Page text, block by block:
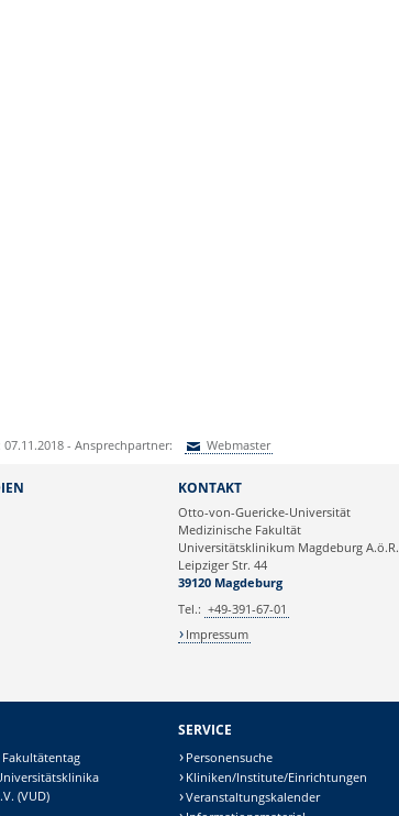
- Ansprechpartner: Webmaster
KONTAKT
Otto-von-Guericke-Universität
Medizinische Fakultät
Universitätsklinikum Magdeburg A.ö.R.
Leipziger Str. 44
39120 Magdeburg
Tel.: +49-391-67-01
Impressum
(VUD)
SERVICE
Personensuche
Kliniken/Institute/Einrichtungen
Veranstaltungskalender